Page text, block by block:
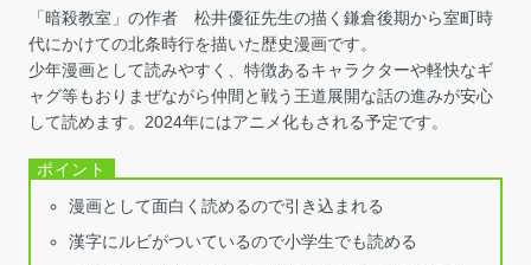
「暗殺教室」の作者 松井優征先生の描く鎌倉後期から室町時
代にかけての北条時行を描いた歴史漫画です。
少年漫画として読みやすく、特徴あるキャラクターや軽快なギ
ャグ等もおりまぜながら仲間と戦う王道展開な話の進みが安心
して読めます。2024年にはアニメ化もされる予定です。
漫画として面白く読めるので引き込まれる
漢字にルビがついているので小学生でも読める